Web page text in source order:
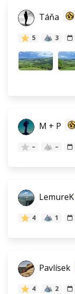
Táňa
5 3
M + P
– –
LemureK
4 1
Pavlísek
4 2